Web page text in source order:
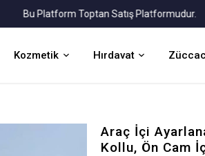
Bu Platform Toptan Satış Platformudur.
Kozmetik Hırdavat
Araç İçi
Kollu, Ön Cam